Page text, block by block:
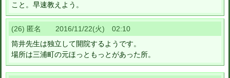
こと。早速教えよう。
(26) 匿名 2016/11/22(火) 02:10
筒井先生は独立して開院するようです。
場所は三浦町の元ほっともっとがあった所。